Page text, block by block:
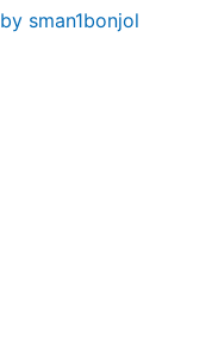
sman1bonjol